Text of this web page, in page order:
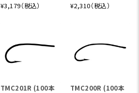
¥3,179（税込）
¥2,310（税込）
TMC201R (100本
TMC200R (100本